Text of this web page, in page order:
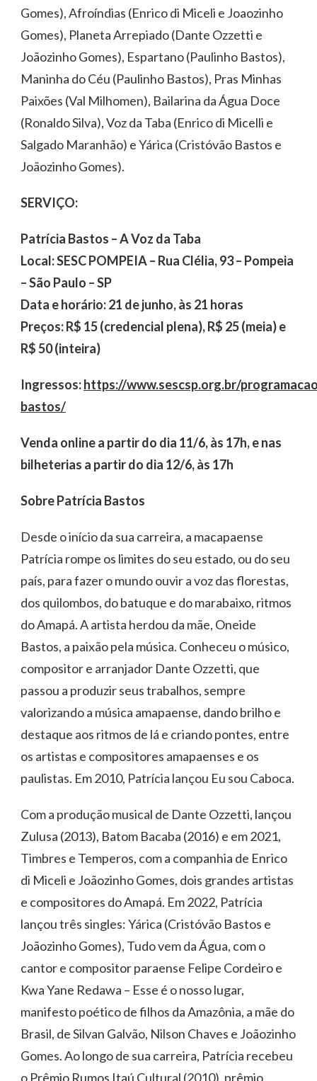
Gomes), Afroíndias (Enrico di Miceli e Joaozinho
Gomes), Planeta Arrepiado (Dante Ozzetti e
Joãozinho Gomes), Espartano (Paulinho Bastos),
Maninha do Céu (Paulinho Bastos), Pras Minhas
Paixões (Val Milhomen), Bailarina da Água Doce
(Ronaldo Silva), Voz da Taba (Enrico di Micelli e
Salgado Maranhão) e Yárica (Cristóvão Bastos e
Joãozinho Gomes).
SERVIÇO:
Patrícia Bastos – A Voz da Taba
Local: SESC POMPEIA – Rua Clélia, 93 – Pompeia
– São Paulo – SP
Data e horário: 21 de junho, às 21 horas
Preços: R$ 15 (credencial plena), R$ 25 (meia) e
R$ 50 (inteira)
Ingressos:https://www.sescsp.org.br/
bastos/
Venda online a partir do dia 11/6, às 17h, e nas
bilheterias a partir do dia 12/6, às 17h
Sobre Patrícia Bastos
Desde o início da sua carreira, a macapaense
Patrícia rompe os limites do seu estado, ou do seu
país, para fazer o mundo ouvir a voz das florestas,
dos quilombos, do batuque e do marabaixo, ritmos
do Amapá. A artista herdou da mãe, Oneide
Bastos, a paixão pela música. Conheceu o músico,
compositor e arranjador Dante Ozzetti, que
passou a produzir seus trabalhos, sempre
valorizando a música amapaense, dando brilho e
destaque aos ritmos de lá e criando pontes, entre
os artistas e compositores amapaenses e os
paulistas. Em 2010, Patrícia lançou Eu sou Caboca.
Com a produção musical de Dante Ozzetti, lançou
Zulusa (2013), Batom Bacaba (2016) e em 2021,
Timbres e Temperos, com a companhia de Enrico
di Miceli e Joãozinho Gomes, dois grandes artistas
e compositores do Amapá. Em 2022, Patrícia
lançou três singles: Yárica (Cristóvão Bastos e
Joãozinho Gomes), Tudo vem da Água, com o
cantor e compositor paraense Felipe Cordeiro e
Kwa Yane Redawa – Esse é o nosso lugar,
manifesto poético de filhos da Amazônia, a mãe do
Brasil, de Silvan Galvão, Nilson Chaves e Joãozinho
Gomes. Ao longo de sua carreira, Patrícia recebeu
o Prêmio Rumos Itaú Cultural (2010), prêmio